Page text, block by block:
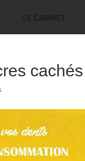
LE CABINET
cachés